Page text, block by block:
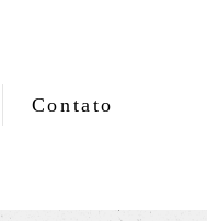
Contato